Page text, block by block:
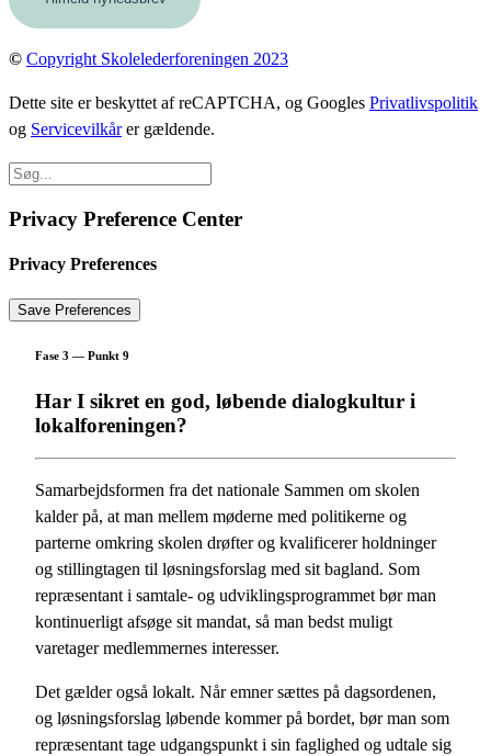
© Copyright Skolelederforeningen 2023
Dette site er beskyttet af reCAPTCHA, og Googles Privatlivspolitik
og Servicevilkårer gældende.
Privacy Preference Center
Privacy Preferences
Fase 3 — Punkt 9
Har I sikret en god, løbende dialogkultur i
lokalforeningen?
Samarbejdsformen fra det nationale Sammen om skolen
kalder på, at man mellem møderne med politikerne og
parterne omkring skolen drøfter og kvalificerer holdninger
og stillingtagen til løsningsforslag med sit bagland. Som
repræsentant i samtale- og udviklingsprogrammet bør man
kontinuerligt afsøge sit mandat, så man bedst muligt
varetager medlemmernes interesser.
Det gælder også lokalt. Når emner sættes på dagsordenen,
og løsningsforslag løbende kommer på bordet, bør man som
repræsentant tage udgangspunkt i sin faglighed og udtale sig